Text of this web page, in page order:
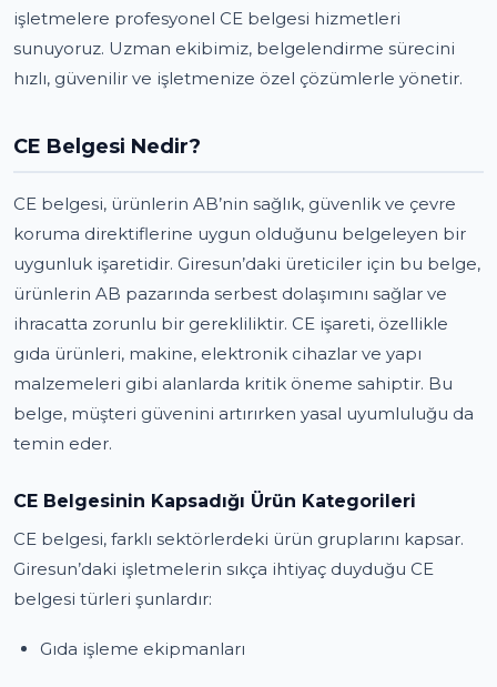
işletmelere profesyonel CE belgesi hizmetleri
sunuyoruz. Uzman ekibimiz, belgelendirme sürecini
hızlı, güvenilir ve işletmenize özel çözümlerle yönetir.
CE Belgesi Nedir?
CE belgesi, ürünlerin AB’nin sağlık, güvenlik ve çevre
koruma direktiflerine uygun olduğunu belgeleyen bir
uygunluk işaretidir. Giresun’daki üreticiler için bu belge,
ürünlerin AB pazarında serbest dolaşımını sağlar ve
ihracatta zorunlu bir gerekliliktir. CE işareti, özellikle
gıda ürünleri, makine, elektronik cihazlar ve yapı
malzemeleri gibi alanlarda kritik öneme sahiptir. Bu
belge, müşteri güvenini artırırken yasal uyumluluğu da
temin eder.
CE Belgesinin Kapsadığı Ürün Kategorileri
CE belgesi, farklı sektörlerdeki ürün gruplarını kapsar.
Giresun’daki işletmelerin sıkça ihtiyaç duyduğu CE
belgesi türleri şunlardır:
Gıda işleme ekipmanları